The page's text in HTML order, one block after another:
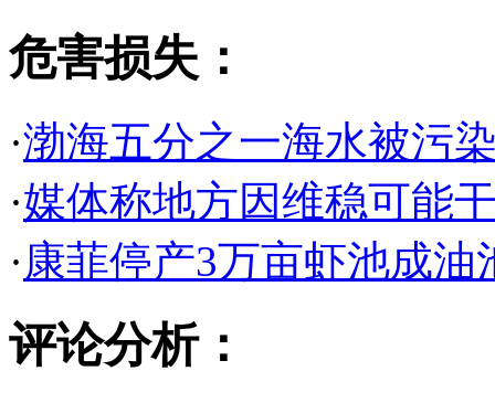
危害损失：
·渤海五分之一海水被污
·媒体称地方因维稳可能
·康菲停产3万亩虾池成
评论分析：